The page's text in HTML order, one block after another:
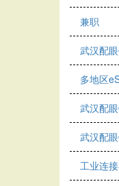
兼职
武汉配
多地区
武汉配
武汉配
工业连